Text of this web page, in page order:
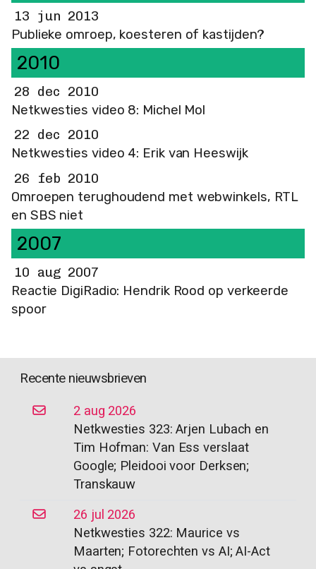
13 jun 2013
Publieke omroep, koesteren of kastijden?
2010
28 dec 2010
Netkwesties video 8: Michel Mol
22 dec 2010
Netkwesties video 4: Erik van Heeswijk
26 feb 2010
Omroepen terughoudend met webwinkels, RTL
en SBS niet
2007
10 aug 2007
Reactie DigiRadio: Hendrik Rood op verkeerde
spoor
Recente nieuwsbrieven
2 aug 2026
Netkwesties 323: Arjen Lubach en
Tim Hofman: Van Ess verslaat
Google; Pleidooi voor Derksen;
Transkauw
26 jul 2026
Netkwesties 322: Maurice vs
Maarten; Fotorechten vs AI; AI-Act